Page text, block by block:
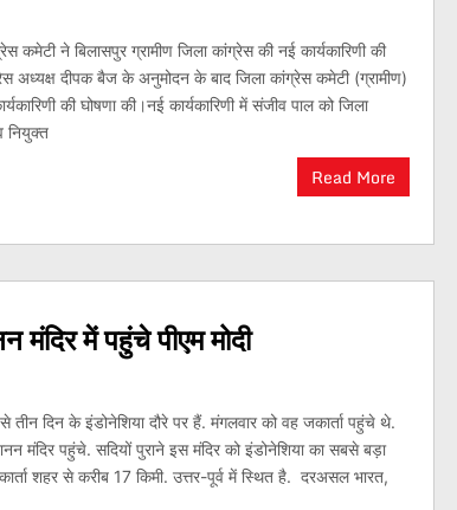
कमेटी ने बिलासपुर ग्रामीण जिला कांग्रेस की नई कार्यकारिणी की
अध्यक्ष दीपक बैज के अनुमोदन के बाद जिला कांग्रेस कमेटी (ग्रामीण)
की घोषणा की।नई कार्यकारिणी में संजीव पाल को जिला
नियुक्त
Read More
मंदिर में पहुंचे पीएम मोदी
से तीन दिन के इंडोनेशिया दौरे पर हैं. मंगलवार को वह जकार्ता पहुंचे थे.
मंदिर पहुंचे. सदियों पुराने इस मंदिर को इंडोनेशिया का सबसे बड़ा
शहर से करीब 17 किमी. उत्तर-पूर्व में स्थित है. दरअसल भारत,